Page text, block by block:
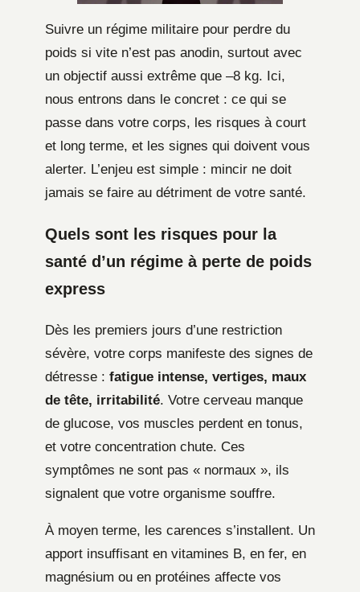
Suivre un régime militaire pour perdre du
poids si vite n’est pas anodin, surtout avec
un objectif aussi extrême que –8 kg. Ici,
nous entrons dans le concret : ce qui se
passe dans votre corps, les risques à court
et long terme, et les signes qui doivent vous
alerter. L’enjeu est simple : mincir ne doit
jamais se faire au détriment de votre santé.
Quels sont les risques pour la
santé d’un régime à perte de poids
express
Dès les premiers jours d’une restriction
sévère, votre corps manifeste des signes de
détresse : fatigue intense, vertiges, maux
de tête, irritabilité. Votre cerveau manque
de glucose, vos muscles perdent en tonus,
et votre concentration chute. Ces
symptômes ne sont pas « normaux », ils
signalent que votre organisme souffre.
À moyen terme, les carences s’installent. Un
apport insuffisant en vitamines B, en fer, en
magnésium ou en protéines affecte vos